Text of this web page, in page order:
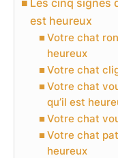
Les cinq signes
est heureux
Votre chat
heureux
Votre chat
Votre chat
qu’il est
Votre chat
Votre chat
heureux